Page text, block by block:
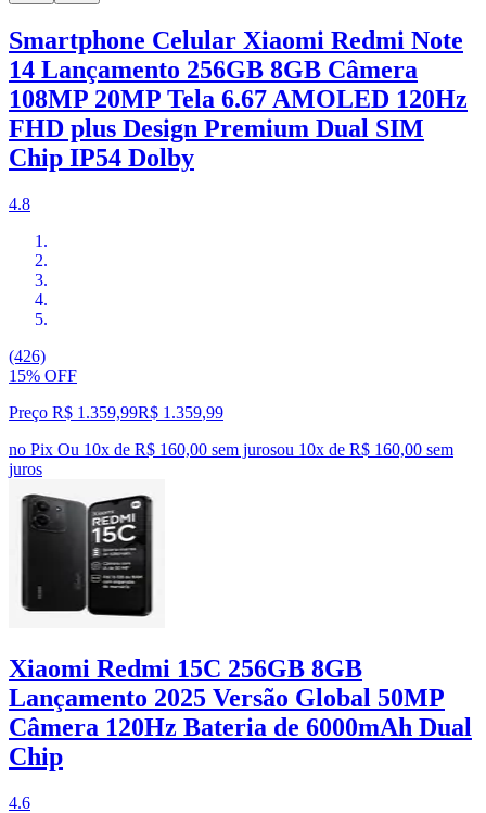
Smartphone Celular Xiaomi Redmi Note
14 Lançamento 256GB 8GB Câmera
108MP 20MP Tela 6.67 AMOLED 120Hz
FHD plus Design Premium Dual SIM
Chip IP54 Dolby
4.8
(426)
15% OFF
Preço R$ 1.359,99R$ 1.359,99
no Pix Ou 10x de R$ 160,00 sem jurosou 10x de R$ 160,00 sem
juros
Xiaomi Redmi 15C 256GB 8GB
Lançamento 2025 Versão Global 50MP
Câmera 120Hz Bateria de 6000mAh Dual
Chip
4.6